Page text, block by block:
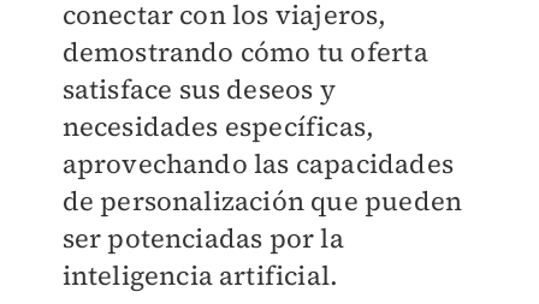
conectar con los viajeros,
demostrando cómo tu oferta
satisface sus deseos y
necesidades específicas,
aprovechando las capacidades
de personalización que pueden
ser potenciadas por la
inteligencia artificial.